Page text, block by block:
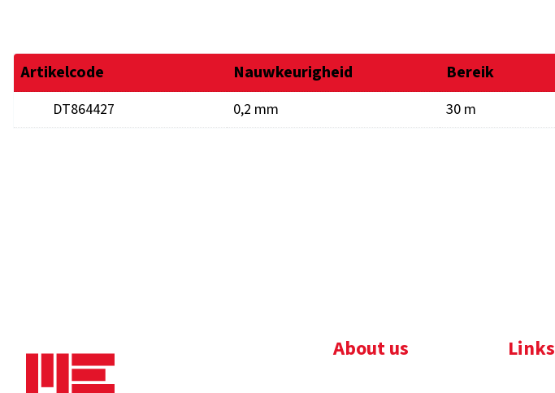
Artikelcode Nauwkeurigheid Bereik
DT864427 0,2 mm 30 m
About us Links